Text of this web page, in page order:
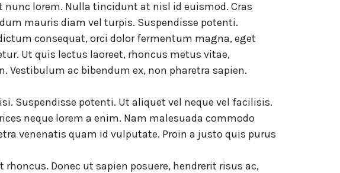
nunc lorem. Nulla tincidunt at nisl id euismod. Cras
mauris diam vel turpis. Suspendisse potenti.
consequat, orci dolor fermentum magna, eget
Ut quis lectus laoreet, rhoncus metus vitae,
Vestibulum ac bibendum ex, non pharetra sapien.
Suspendisse potenti. Ut aliquet vel neque vel facilisis.
neque lorem a enim. Nam malesuada commodo
venenatis quam id vulputate. Proin a justo quis purus
Donec ut sapien posuere, hendrerit risus ac,